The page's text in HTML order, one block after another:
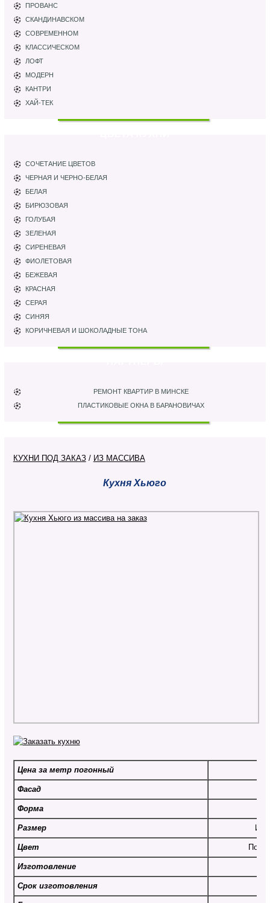
ПРОВАНС
СКАНДИНАВСКОМ
СОВРЕМЕННОМ
КЛАССИЧЕСКОМ
ЛОФТ
МОДЕРН
КАНТРИ
ХАЙ-ТЕК
СОЧЕТАНИЕ ЦВЕТОВ
ЧЕРНАЯ И ЧЕРНО-БЕЛАЯ
БЕЛАЯ
БИРЮЗОВАЯ
ГОЛУБАЯ
ЗЕЛЕНАЯ
СИРЕНЕВАЯ
ФИОЛЕТОВАЯ
БЕЖЕВАЯ
КРАСНАЯ
СЕРАЯ
СИНЯЯ
КОРИЧНЕВАЯ И ШОКОЛАДНЫЕ ТОНА
РЕМОНТ КВАРТИР В МИНСКЕ
ПЛАСТИКОВЫЕ ОКНА В БАРАНОВИЧАХ
КУХНИ ПОД ЗАКАЗ/ ИЗ МАССИВА
Кухня Хьюго
Цена за метр погонный
Фасад
Форма
Размер
Цвет По
Изготовление
Срок изготовления